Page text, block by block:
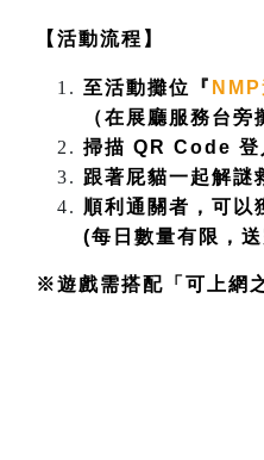
【活動流程】
至活動攤位『
（在展廳服務台旁
掃描 QR Code 登
跟著屁貓一起解謎
順利通關者，可以
(每日數量有限，
※遊戲需搭配「可上網